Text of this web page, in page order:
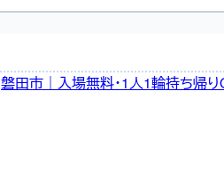
磐田市｜入場無料・1人1輪持ち帰り